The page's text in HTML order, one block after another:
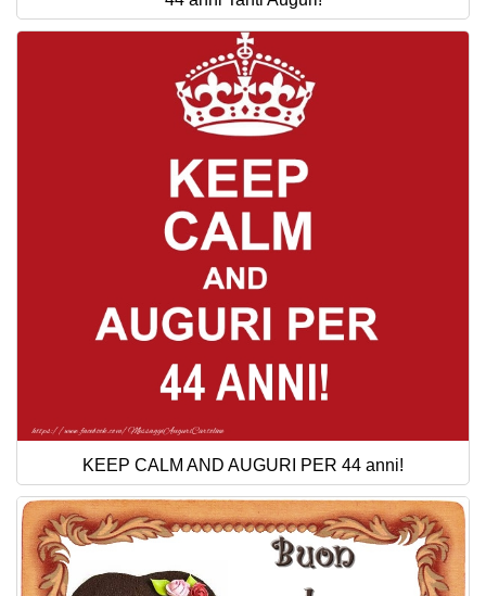
KEEP CALM AND AUGURI PER 44 anni!